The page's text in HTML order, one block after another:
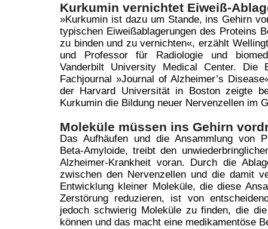
Kurkumin vernichtet Eiweiß-
»Kurkumin ist dazu um Stande, ins Gehirn
typischen Eiweißablagerungen des Proteins
zu binden und zu vernichten«, erzählt
und Professor für Radiologie und
Vanderbilt University Medical Center. Die
Fachjournal »Journal of Alzheimer’s
der Harvard Universität in Boston zeigte
Kurkumin die Bildung neuer Nervenzellen im
Moleküle müssen ins Gehirn
Das Aufhäufen und die Ansammlung von
Beta-Amyloide, treibt den
Alzheimer-Krankheit voran. Durch die
zwischen den Nervenzellen und die damit
Entwicklung kleiner Moleküle, die diese
Zerstörung reduzieren, ist von
jedoch schwierig Moleküle zu finden, die
können und das macht eine medikamentöse